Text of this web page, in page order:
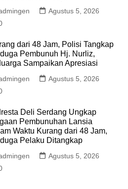
Agustus 5, 2026
dari 48 Jam, Polisi Tangkap
Pembunuh Hj. Nurliz,
Sampaikan Apresiasi
Agustus 5, 2026
Deli Serdang Ungkap
Pembunuhan Lansia
Waktu Kurang dari 48 Jam,
Pelaku Ditangkap
Agustus 5, 2026